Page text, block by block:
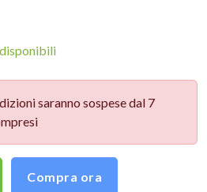
saranno sospese dal 7
Compra ora